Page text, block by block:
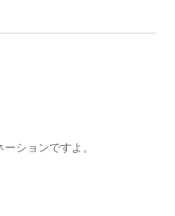
ションですよ。